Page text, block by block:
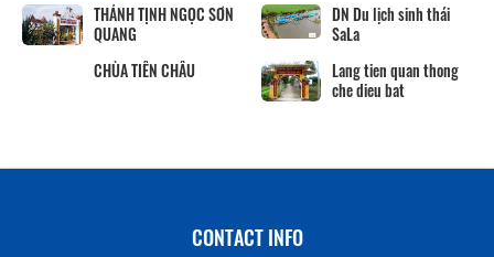
THÁNH TỊNH NGỌC SƠN
QUANG
DN Du lịch sinh thái
SaLa
CHÙA TIÊN CHÂU
Lang tien quan thong
che dieu bat
CONTACT INFO